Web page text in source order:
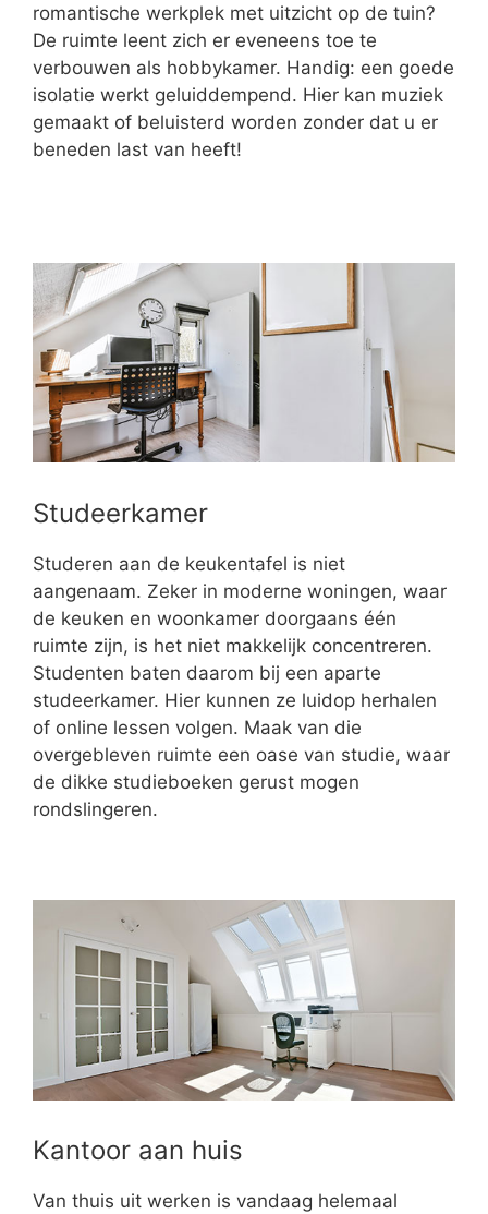
romantische werkplek met uitzicht op de tuin?
De ruimte leent zich er eveneens toe te
verbouwen als hobbykamer. Handig: een goede
isolatie werkt geluiddempend. Hier kan muziek
gemaakt of beluisterd worden zonder dat u er
beneden last van heeft!
Studeerkamer
Studeren aan de keukentafel is niet
aangenaam. Zeker in moderne woningen, waar
de keuken en woonkamer doorgaans één
ruimte zijn, is het niet makkelijk concentreren.
Studenten baten daarom bij een aparte
studeerkamer. Hier kunnen ze luidop herhalen
of online lessen volgen. Maak van die
overgebleven ruimte een oase van studie, waar
de dikke studieboeken gerust mogen
rondslingeren.
Kantoor aan huis
Van thuis uit werken is vandaag helemaal